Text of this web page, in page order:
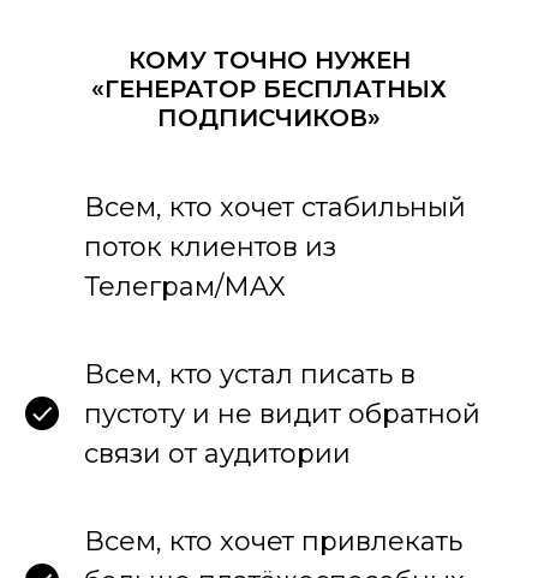
КОМУ ТОЧНО НУЖЕН
«ГЕНЕРАТОР БЕСПЛАТНЫХ
ПОДПИСЧИКОВ»
Всем, кто хочет стабильный
поток клиентов из
Телеграм/MAX
Всем, кто устал писать в
пустоту и не видит обратной
связи от аудитории
Всем, кто хочет привлекать